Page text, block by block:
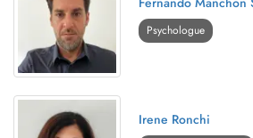
Psychologue
Irene Ronchi